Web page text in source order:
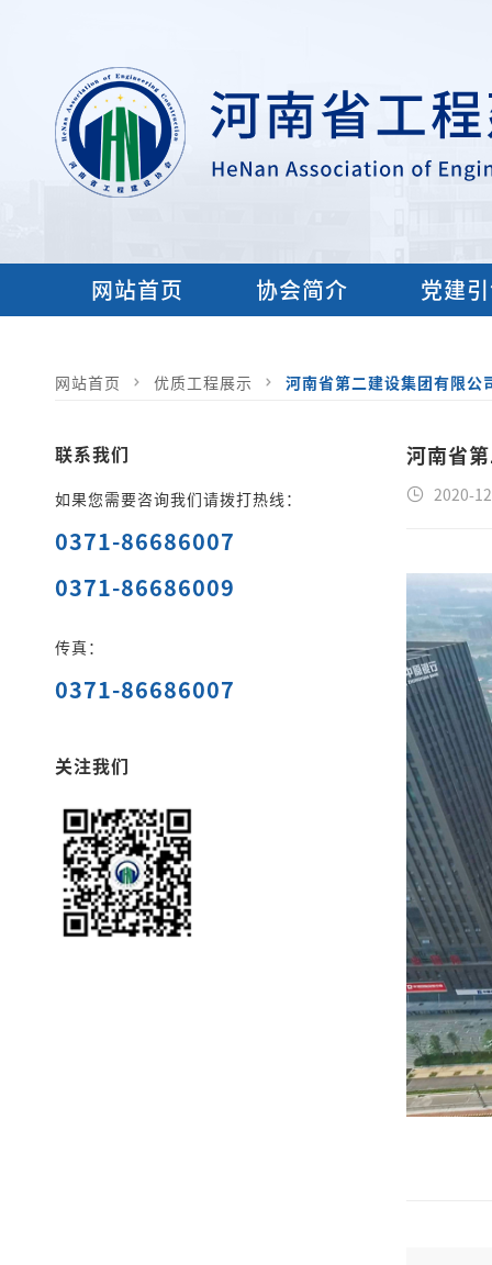
网站首页 协会简介 党建
网站首页 优质工程展示 河南省第二建设集团有限公
联系我们
如果您需要咨询我们请拨打热线：
0371-86686007
0371-86686009
传真：
0371-86686007
关注我们
河南省
2020-